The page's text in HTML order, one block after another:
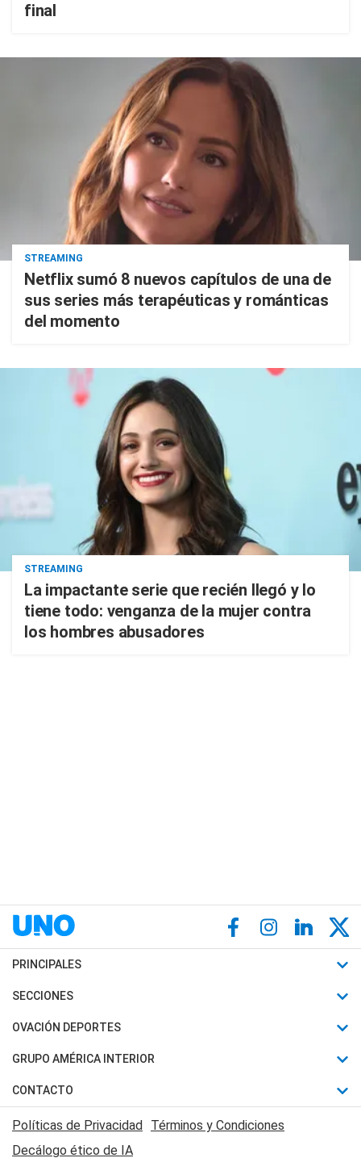
final
STREAMING
Netflix sumó 8 nuevos capítulos de una de
sus series más terapéuticas y románticas
del momento
STREAMING
La impactante serie que recién llegó y lo
tiene todo: venganza de la mujer contra
los hombres abusadores
PRINCIPALES
Últimas Noticias
Política
Judiciales
Economia
SECCIONES
Horóscopo
Motores
Trucos caseros
Series y Películas
OVACIÓN DEPORTES
Fútbol
Mundial
Automovilismo
Rugby
GRUPO AMÉRICA INTERIOR
Canal 7 en Vivo
CONTACTO
Acerca de Nosotros
Contactanos
Políticas de Privacidad Términos y Condiciones
Decálogo ético de IA